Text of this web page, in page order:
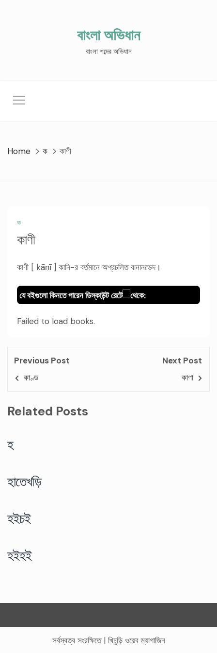
বাংলা অভিধান
বাংলা শব্দের অভিধান
Home ক কাণী
ক
কাণী
কাণী [ kāṇī ] কানি-র বর্তমানে অপ্রচলিত বানানভেদ।
যে বইগুলো কিনতে পারেন ডিস্কাউন্ট রেটে থেকে:
Failed to load books.
Previous Post
কাণ্ড
Next Post
কাণা
Related Posts
হ
হাতেখড়ি
হইচই
হইহই
সর্বস্বত্ব সংরক্ষিতে | খিচুড়ি ওয়েব ম্যাগাজিন